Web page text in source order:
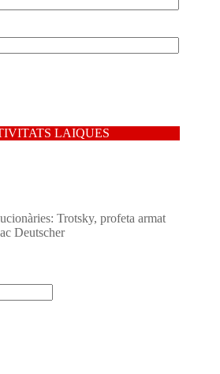
LAIQUES
Trotsky, profeta armat
Deutscher